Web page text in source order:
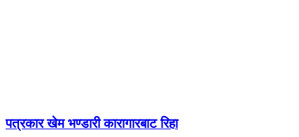
पत्रकार खेम भण्डारी कारागारबाट रिहा